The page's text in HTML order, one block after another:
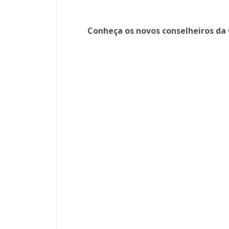
Conheça os novos conselheiros da